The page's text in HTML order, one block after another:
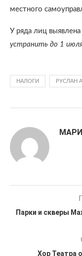
местного
У ряда лиц
устранить до 1
НАЛОГИ РУСЛАН
Парки и скверы
Хор Театра